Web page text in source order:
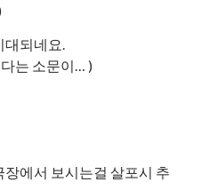
대되네요.
는 소문이… )
에서 보시는걸 살포시 추